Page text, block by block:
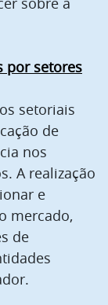
por setores
setoriais
de
nos
A realização
e
mercado,
de